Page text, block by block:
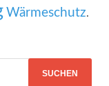
Wärmeschutz.